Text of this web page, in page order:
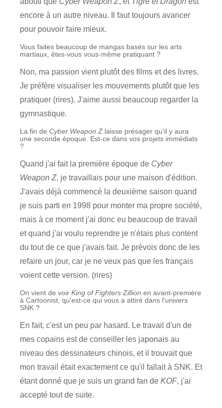
encore à un autre niveau. Il faut toujours avancer
pour pouvoir faire mieux.
Vous faites beaucoup de mangas basés sur les arts
martiaux, êtes-vous vous-même pratiquant ?
Non, ma passion vient plutôt des films et des livres.
Je préfère visualiser les mouvements plutôt que les
pratiquer (rires). J'aime aussi beaucoup regarder la
gymnastique.
La fin de Cyber Weapon Z laisse présager qu'il y aura
une seconde époque. Est-ce dans vos projets immédiats
?
Quand j'ai fait la première époque de Cyber
Weapon Z, je travaillais pour une maison d'édition.
J'avais déjà commencé la deuxième saison quand
je suis parti en 1998 pour monter ma propre société,
mais à ce moment j'ai donc eu beaucoup de travail
et quand j'ai voulu reprendre je n'étais plus content
du tout de ce que j'avais fait. Je prévois donc de les
refaire un jour, car je ne veux pas que les français
voient cette version. (rires)
On vient de voir King of Fighters Zillion en avant-première
à Cartoonist, qu'est-ce qui vous a attiré dans l'univers
SNK ?
En fait, c'est un peu par hasard. Le travail d'un de
mes copains est de conseiller les japonais au
niveau des dessinateurs chinois, et il trouvait que
mon travail était exactement ce qu'il fallait à SNK. Et
étant donné que je suis un grand fan de KOF, j'ai
accepté tout de suite.